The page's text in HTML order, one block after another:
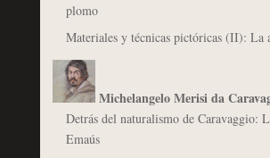
plomo
Materiales y técnicas pictóricas (II): La
Michelangelo Merisi da
Detrás del naturalismo de Caravaggio:
Emaús